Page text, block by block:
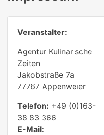
Veranstalter:
Agentur Kulinarische
Zeiten
Jakobstraße 7a
77767 Appenweier
Telefon: +49 (0)163-
38 83 366
E-Mail: